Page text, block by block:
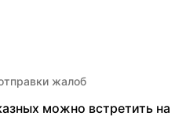
жалоб
можно встретить на